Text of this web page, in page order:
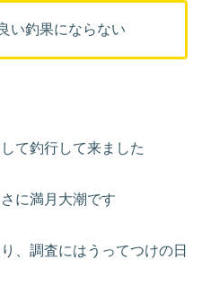
い釣果にならない
て釣行して来ました
に満月大潮です
、調査にはうってつけの日